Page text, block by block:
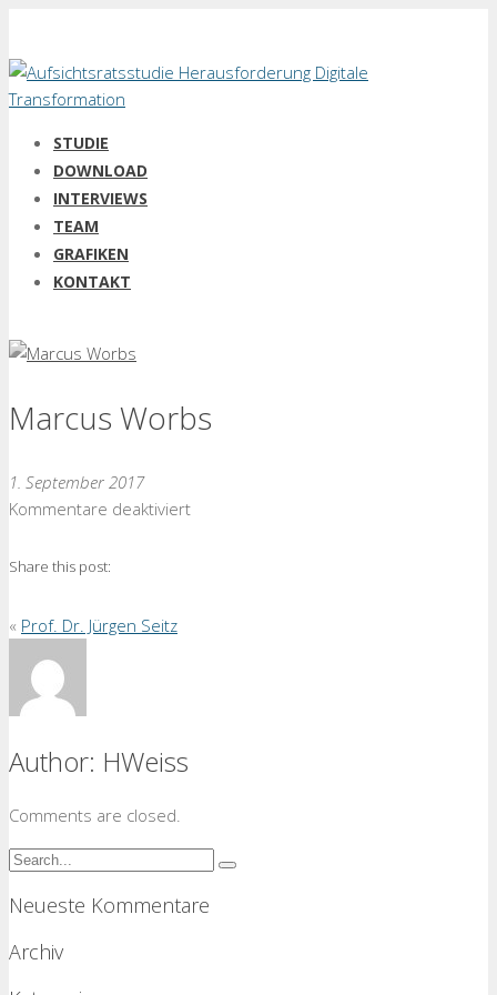
STUDIE
DOWNLOAD
INTERVIEWS
TEAM
GRAFIKEN
KONTAKT
Marcus Worbs
1. September 2017
Kommentare deaktiviertfür
Share this post:
« Prof. Dr. Jürgen Seitz
Author: HWeiss
Comments are closed.
Neueste Kommentare
Archiv